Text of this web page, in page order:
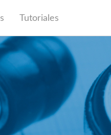
Tutoriales